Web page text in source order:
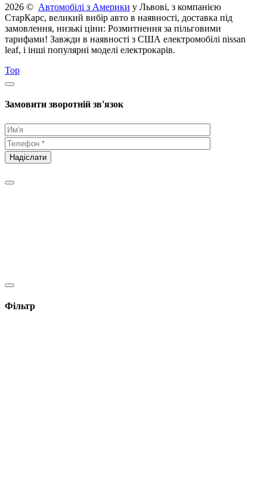
2026 © Автомобілі з Америки у Львові, з компанією
СтарКарс, великий вибір авто в наявності, доставка під
замовлення, низькі ціни: Розмитнення за пільговими
тарифами! Завжди в наявності з США електромобілі nissan
leaf, і інші популярні моделі електрокарів.
Top
Замовити зворотній зв'язок
Фільтр